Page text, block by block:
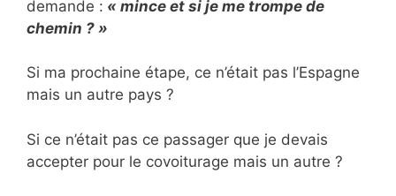
demande : « mince et si je me trompe de
chemin ? »
Si ma prochaine étape, ce n’était pas l’Espagne
mais un autre pays ?
Si ce n’était pas ce passager que je devais
accepter pour le covoiturage mais un autre ?